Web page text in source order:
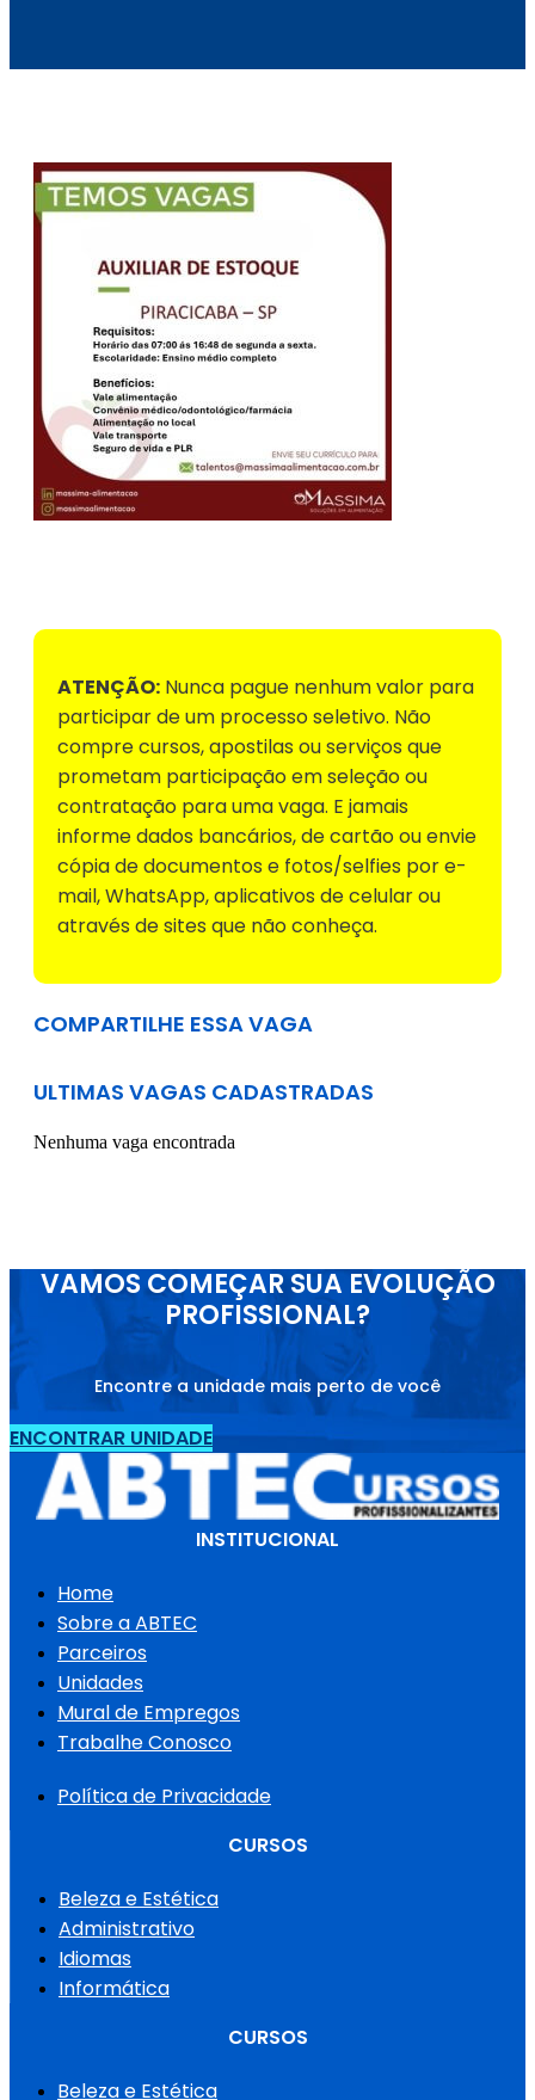
ATENÇÃO: Nunca pague nenhum valor para
participar de um processo seletivo. Não
compre cursos, apostilas ou serviços que
prometam participação em seleção ou
contratação para uma vaga. E jamais
informe dados bancários, de cartão ou envie
cópia de documentos e fotos/selfies por e-
mail, WhatsApp, aplicativos de celular ou
através de sites que não conheça.
COMPARTILHE ESSA VAGA
ULTIMAS VAGAS CADASTRADAS
Nenhuma vaga encontrada
VAMOS COMEÇAR SUA EVOLUÇÃO
PROFISSIONAL?
Encontre a unidade mais perto de você
ENCONTRAR UNIDADE
INSTITUCIONAL
Home
Sobre a ABTEC
Parceiros
Unidades
Mural de Empregos
Trabalhe Conosco
Política de Privacidade
CURSOS
Beleza e Estética
Administrativo
Idiomas
Informática
CURSOS
Beleza e Estética